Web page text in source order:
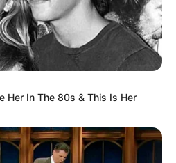
a fazer o
dica!
Her In The 80s & This Is Her